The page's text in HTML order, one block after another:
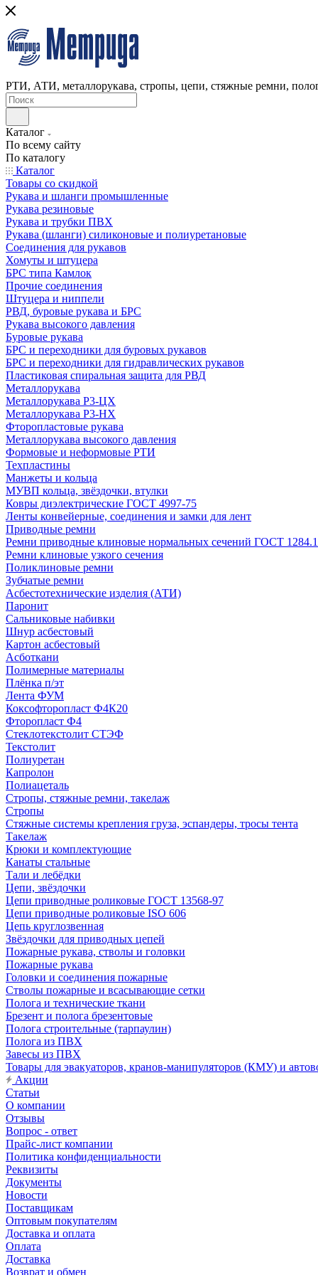
РТИ, АТИ, металлорукава, стропы, цепи, стяжные ремни,
Каталог
По всему сайту
По каталогу
Каталог
Товары со скидкой
Рукава и шланги промышленные
Рукава резиновые
Рукава и трубки ПВХ
Рукава (шланги) силиконовые и полиуретановые
Соединения для рукавов
Хомуты и штуцера
БРС типа Камлок
Прочие соединения
Штуцера и ниппели
РВД, буровые рукава и БРС
Рукава высокого давления
Буровые рукава
БРС и переходники для буровых рукавов
БРС и переходники для гидравлических рукавов
Пластиковая спиральная защита для РВД
Металлорукава
Металлорукава Р3-ЦХ
Металлорукава Р3-НХ
Фторопластовые рукава
Металлорукава высокого давления
Формовые и неформовые РТИ
Техпластины
Манжеты и кольца
МУВП кольца, звёздочки, втулки
Ковры диэлектрические ГОСТ 4997-75
Ленты конвейерные, соединения и замки для лент
Приводные ремни
Ремни приводные клиновые нормальных сечений ГОСТ
Ремни клиновые узкого сечения
Поликлиновые ремни
Зубчатые ремни
Асбестотехнические изделия (АТИ)
Паронит
Сальниковые набивки
Шнур асбестовый
Картон асбестовый
Асботкани
Полимерные материалы
Плёнка п/эт
Лента ФУМ
Коксофторопласт Ф4К20
Фторопласт Ф4
Стеклотекстолит СТЭФ
Текстолит
Полиуретан
Капролон
Полиацеталь
Стропы, стяжные ремни, такелаж
Стропы
Стяжные системы крепления груза, эспандеры, тросы тента
Такелаж
Крюки и комплектующие
Канаты стальные
Тали и лебёдки
Цепи, звёздочки
Цепи приводные роликовые ГОСТ 13568-97
Цепи приводные роликовые ISO 606
Цепь круглозвенная
Звёздочки для приводных цепей
Пожарные рукава, стволы и головки
Пожарные рукава
Головки и соединения пожарные
Стволы пожарные и всасывающие сетки
Полога и технические ткани
Брезент и полога брезентовые
Полога строительные (тарпаулин)
Полога из ПВХ
Завесы из ПВХ
Товары для эвакуаторов, кранов-манипуляторов (КМУ) и
Акции
Статьи
О компании
Отзывы
Вопрос - ответ
Прайс-лист компании
Политика конфиденциальности
Реквизиты
Документы
Новости
Поставщикам
Оптовым покупателям
Доставка и оплата
Оплата
Доставка
Возврат и обмен